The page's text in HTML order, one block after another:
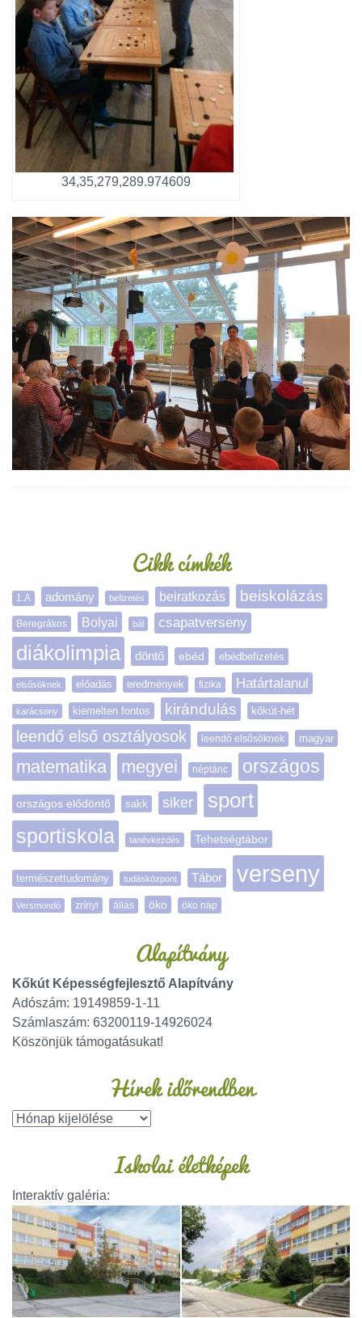
34,35,279,289.974609
Cikk címkék
1.A adomány befizetés beiratkozás beiskolázás
Beregrákos Bolyai bál csapatverseny
diákolimpia döntő ebéd ebédbefizetés
elsősöknek előadás eredmények fizika Határtalanul
karácsony kiemelten fontos kirándulás kőkút-hét
leendő első osztályosok leendő elsősöknek magyar
matematika megyei néptánc országos
országos elődöntő sakk siker sport
sportiskola tanévkezdés Tehetségtábor
természettudomány tudásközpont Tábor verseny
Versmondó zrínyi állás öko öko nap
Alapítvány
Kőkút Képességfejlesztő Alapítvány
Adószám: 19149859-1-11
Számlaszám: 63200119-14926024
Köszönjük támogatásukat!
Hírek időrendben
Iskolai életképek
Interaktív galéria: